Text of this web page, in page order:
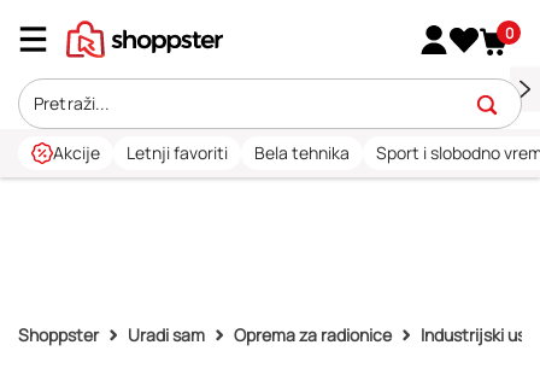
0
Akcije Letnji favoriti Bela tehnika Sport i slobodno
Shoppster Uradi sam Oprema za radionice Industrijski